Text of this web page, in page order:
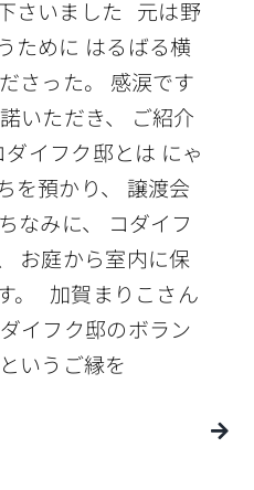
さいました 元は野
ために はるばる横
さった。 感涙です
いただき、 ご紹介
イフク邸とは にゃ
を預かり、 譲渡会
なみに、 コダイフ
お庭から室内に保
。 加賀まりこさん
イフク邸のボラン
いうご縁を